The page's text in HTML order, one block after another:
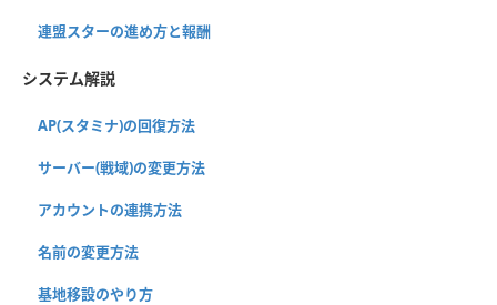
連盟スターの進め方と報酬
システム解説
AP(スタミナ)の回復方法
サーバー(戦域)の変更方法
アカウントの連携方法
名前の変更方法
基地移設のやり方